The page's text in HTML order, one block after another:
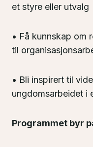
et styre eller utvalg
• Få kunnskap om
til
• Bli inspirert til
ungdomsarbeidet i
Programmet byr